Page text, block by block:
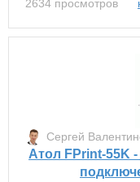
2634 просмотров
Сергей
Атол FPrint-55K